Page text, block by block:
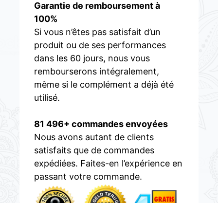
Garantie de remboursement à
100%
Si vous n’êtes pas satisfait d’un
produit ou de ses performances
dans les 60 jours, nous vous
rembourserons intégralement,
même si le complément a déjà été
utilisé.
81 496+ commandes envoyées
Nous avons autant de clients
satisfaits que de commandes
expédiées. Faites-en l’expérience en
passant votre commande.